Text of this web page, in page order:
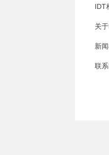
IDT
关
新
联